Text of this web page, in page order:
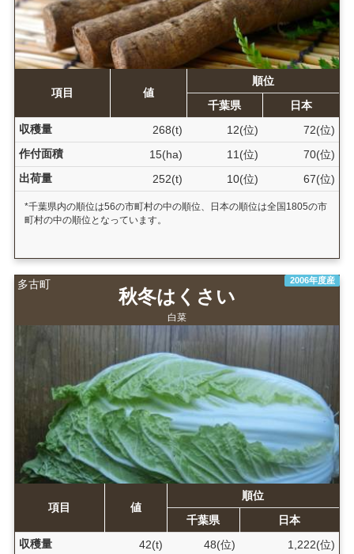
項目 値
順位
千葉県
日本
収穫量
268(t) 12(位)
72(位)
作付面積
15(ha) 11(位)
70(位)
出荷量
252(t) 10(位) 67(位)
*千葉県内の順位は56の市町村の中の順位、日本の順位は全国1805の市
町村の中の順位となっています。
多古町 2006年度産
秋冬はくさい
白菜
項目 値
順位
千葉県
日本
収穫量
42(t) 48(位) 1,222(位)